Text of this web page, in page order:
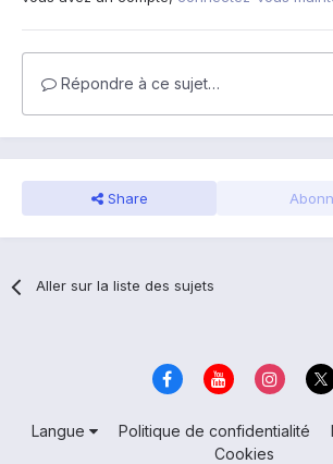
Répondre à ce sujet…
Share
Aller sur la liste des sujets
Langue Politique de confidentialité
Cookies